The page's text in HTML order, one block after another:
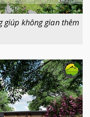
giúp không gian thêm